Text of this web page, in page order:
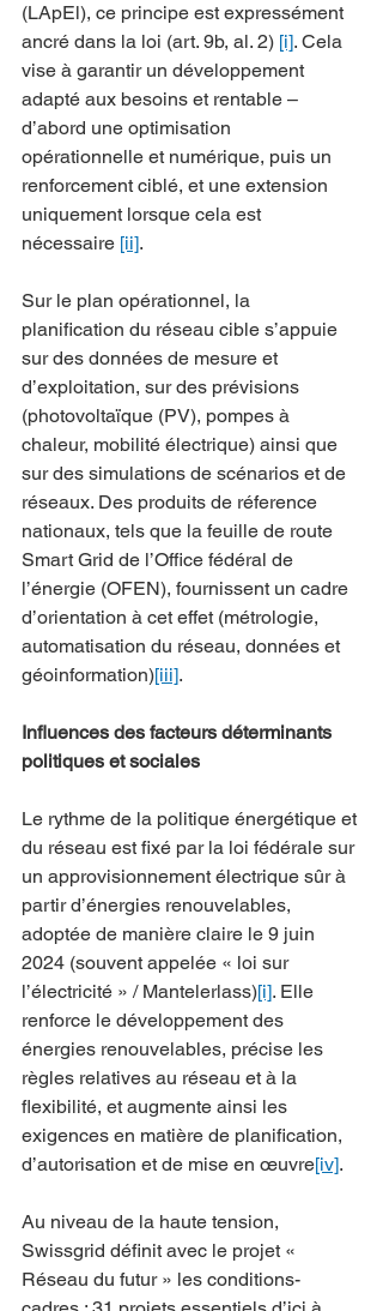
(LApEl), ce principe est expressément
ancré dans la loi (art. 9b, al. 2) [i]. Cela
vise à garantir un développement
adapté aux besoins et rentable –
d’abord une optimisation
opérationnelle et numérique, puis un
renforcement ciblé, et une extension
uniquement lorsque cela est
nécessaire [ii].
Sur le plan opérationnel, la
planification du réseau cible s’appuie
sur des données de mesure et
d’exploitation, sur des prévisions
(photovoltaïque (PV), pompes à
chaleur, mobilité électrique) ainsi que
sur des simulations de scénarios et de
réseaux. Des produits de réference
nationaux, tels que la feuille de route
Smart Grid de l’Office fédéral de
l’énergie (OFEN), fournissent un cadre
d’orientation à cet effet (métrologie,
automatisation du réseau, données et
géoinformation)[iii].
Influences des facteurs déterminants
politiques et sociales
Le rythme de la politique énergétique et
du réseau est fixé par la loi fédérale sur
un approvisionnement électrique sûr à
partir d’énergies renouvelables,
adoptée de manière claire le 9 juin
2024 (souvent appelée « loi sur
l’électricité » / Mantelerlass)[i]. Elle
renforce le développement des
énergies renouvelables, précise les
règles relatives au réseau et à la
flexibilité, et augmente ainsi les
exigences en matière de planification,
d’autorisation et de mise en œuvre[iv].
Au niveau de la haute tension,
Swissgrid définit avec le projet «
Réseau du futur » les conditions-